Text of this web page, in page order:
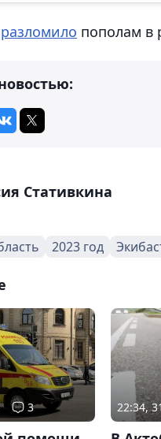
разломило пополам в
Стативкина
2023 год
3 22:34,